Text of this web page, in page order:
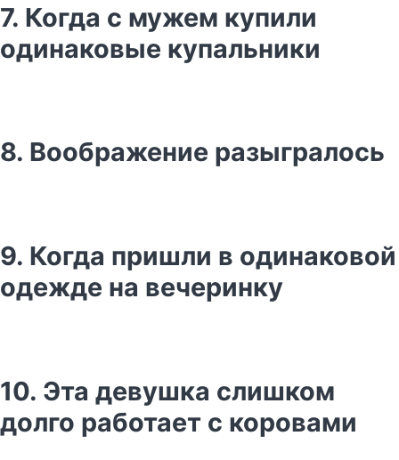
7. Когда с мужем купили
одинаковые купальники
8. Воображение разыгралось
9. Когда пришли в одинаковой
одежде на вечеринку
10. Эта девушка слишком
долго работает с коровами